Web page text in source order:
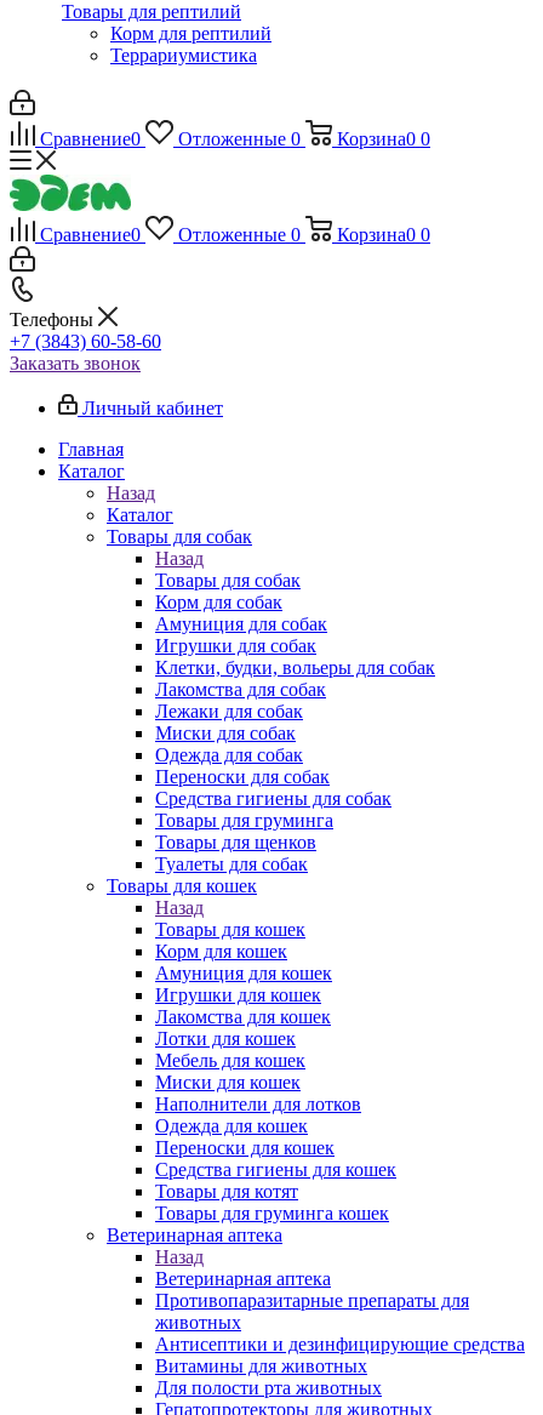
Товары для рептилий
Корм для рептилий
Террариумистика
Сравнение0 Отложенные 0 Корзина0 0
Сравнение0 Отложенные 0 Корзина0 0
Телефоны
+7 (3843) 60-58-60
Заказать звонок
Личный кабинет
Главная
Каталог
Назад
Каталог
Товары для собак
Назад
Товары для собак
Корм для собак
Амуниция для собак
Игрушки для собак
Клетки, будки, вольеры для собак
Лакомства для собак
Лежаки для собак
Миски для собак
Одежда для собак
Переноски для собак
Средства гигиены для собак
Товары для груминга
Товары для щенков
Туалеты для собак
Товары для кошек
Назад
Товары для кошек
Корм для кошек
Амуниция для кошек
Игрушки для кошек
Лакомства для кошек
Лотки для кошек
Мебель для кошек
Миски для кошек
Наполнители для лотков
Одежда для кошек
Переноски для кошек
Средства гигиены для кошек
Товары для котят
Товары для груминга кошек
Ветеринарная аптека
Назад
Ветеринарная аптека
Противопаразитарные препараты для
животных
Антисептики и дезинфицирующие средства
Витамины для животных
Для полости рта животных
Гепатопротекторы для животных